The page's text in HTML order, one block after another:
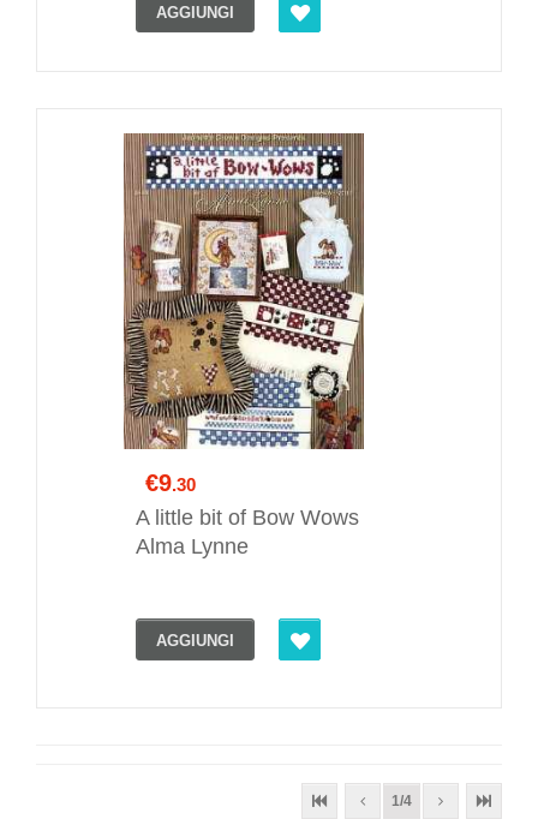
AGGIUNGI
€9.30
A little bit of Bow Wows
Alma Lynne
AGGIUNGI
1/4